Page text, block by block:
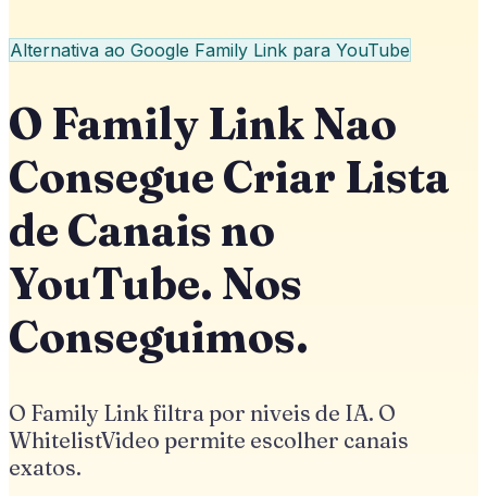
Alternativa ao Google Family Link para YouTube
O Family Link Nao
Consegue Criar Lista
de Canais no
YouTube. Nos
Conseguimos.
O Family Link filtra por niveis de IA. O
WhitelistVideo permite escolher canais
exatos.